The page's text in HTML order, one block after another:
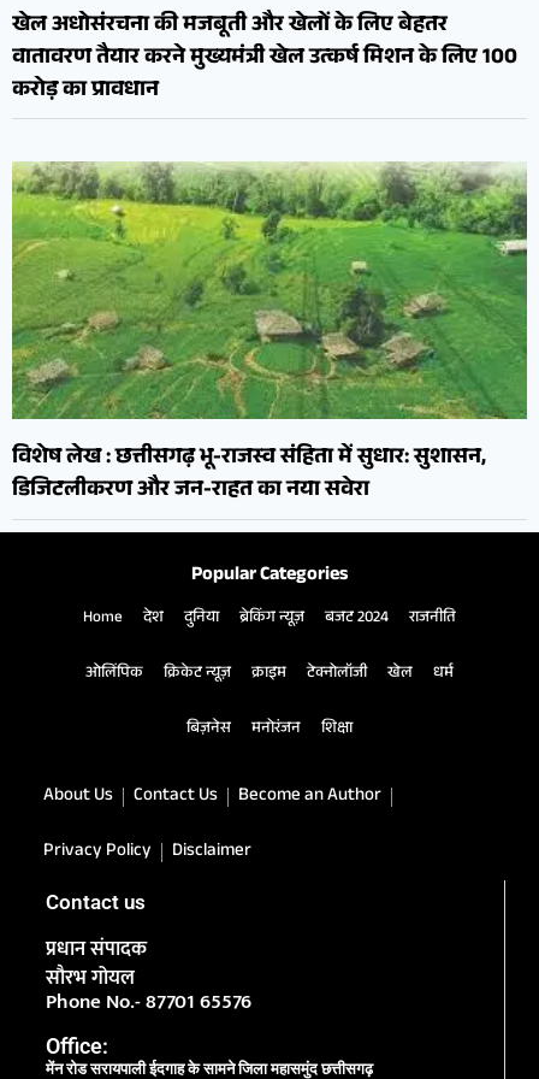
खेल अधोसंरचना की मजबूती और खेलों के लिए बेहतर
वातावरण तैयार करने मुख्यमंत्री खेल उत्कर्ष मिशन के लिए 100
करोड़ का प्रावधान
विशेष लेख : छत्तीसगढ़ भू-राजस्व संहिता में सुधार: सुशासन,
डिजिटलीकरण और जन-राहत का नया सवेरा
Popular Categories
Home देश दुनिया ब्रेकिंग न्यूज़ बजट 2024 राजनीति
ओलिंपिक क्रिकेट न्यूज़ क्राइम टेक्नोलॉजी खेल धर्म
बिज़नेस मनोरंजन शिक्षा
About Us Contact Us
Become an Author
Privacy Policy
Disclaimer
Contact us
प्रधान संपादक
सौरभ गोयल
Phone No.- 87701 65576
Office:
मेंन रोड सरायपाली ईदगाह के सामने जिला महासमुंद छत्तीसगढ़